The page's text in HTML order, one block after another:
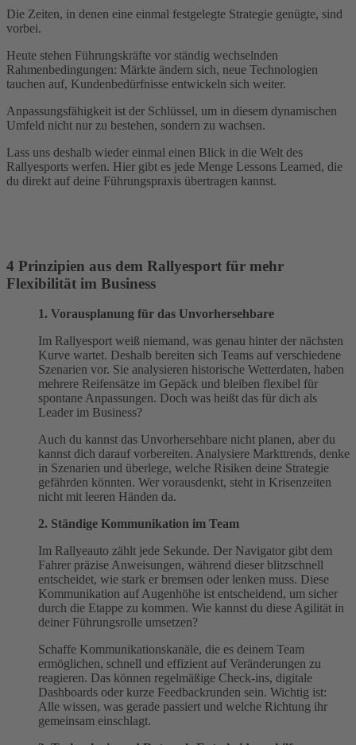
Die Zeiten, in denen eine einmal festgelegte Strategie genügte, sind
vorbei.
Heute stehen Führungskräfte vor ständig wechselnden
Rahmenbedingungen: Märkte ändern sich, neue Technologien
tauchen auf, Kundenbedürfnisse entwickeln sich weiter.
Anpassungsfähigkeit ist der Schlüssel, um in diesem dynamischen
Umfeld nicht nur zu bestehen, sondern zu wachsen.
Lass uns deshalb wieder einmal einen Blick in die Welt des
Rallyesports werfen. Hier gibt es jede Menge Lessons Learned, die
du direkt auf deine Führungspraxis übertragen kannst.
4 Prinzipien aus dem Rallyesport für mehr
Flexibilität im Business
1. Vorausplanung für das Unvorhersehbare
Im Rallyesport weiß niemand, was genau hinter der nächsten
Kurve wartet. Deshalb bereiten sich Teams auf verschiedene
Szenarien vor. Sie analysieren historische Wetterdaten, haben
mehrere Reifensätze im Gepäck und bleiben flexibel für
spontane Anpassungen. Doch was heißt das für dich als
Leader im Business?
Auch du kannst das Unvorhersehbare nicht planen, aber du
kannst dich darauf vorbereiten. Analysiere Markttrends, denke
in Szenarien und überlege, welche Risiken deine Strategie
gefährden könnten. Wer vorausdenkt, steht in Krisenzeiten
nicht mit leeren Händen da.
2. Ständige Kommunikation im Team
Im Rallyeauto zählt jede Sekunde. Der Navigator gibt dem
Fahrer präzise Anweisungen, während dieser blitzschnell
entscheidet, wie stark er bremsen oder lenken muss. Diese
Kommunikation auf Augenhöhe ist entscheidend, um sicher
durch die Etappe zu kommen. Wie kannst du diese Agilität in
deiner Führungsrolle umsetzen?
Schaffe Kommunikationskanäle, die es deinem Team
ermöglichen, schnell und effizient auf Veränderungen zu
reagieren. Das können regelmäßige Check-ins, digitale
Dashboards oder kurze Feedbackrunden sein. Wichtig ist:
Alle wissen, was gerade passiert und welche Richtung ihr
gemeinsam einschlagt.